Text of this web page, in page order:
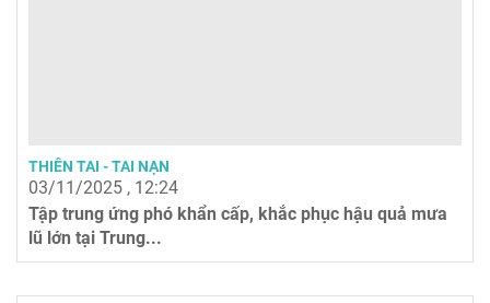
THIÊN TAI - TAI NẠN
03/11/2025 , 12:24
Tập trung ứng phó khẩn cấp, khắc phục hậu quả mưa
lũ lớn tại Trung...